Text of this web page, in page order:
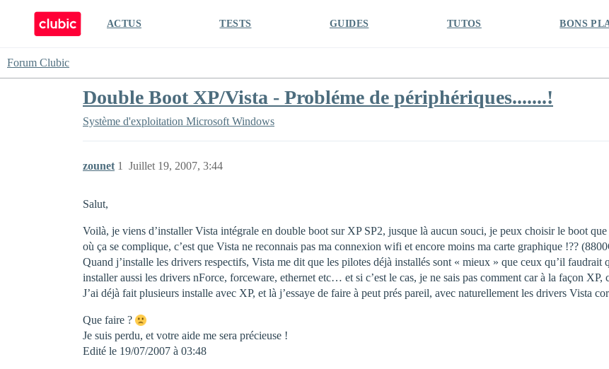
ACTUS TESTS GUIDES TUTOS BONS
Forum Clubic
Double Boot XP/Vista - Probléme de périphériques.......!
Système d'exploitation Microsoft Windows
zounet Juillet 19, 2007, 3:44
1
Salut,
Voilà, je viens d’installer Vista intégrale en double boot sur XP SP2, jusque là aucun souci, je peux choisir le boot
où ça se complique, c’est que Vista ne reconnais pas ma connexion wifi et encore moins ma carte graphique !??
Quand j’installe les drivers respectifs, Vista me dit que les pilotes déjà installés sont « mieux » que ceux qu’il faudrait
installer aussi les drivers nForce, forceware, ethernet etc… et si c’est le cas, je ne sais pas comment car à la façon XP,
J’ai déjà fait plusieurs installe avec XP, et là j’essaye de faire à peut prés pareil, avec naturellement les drivers Vista
Que faire ?
Je suis perdu, et votre aide me sera précieuse !
Edité le 19/07/2007 à 03:48